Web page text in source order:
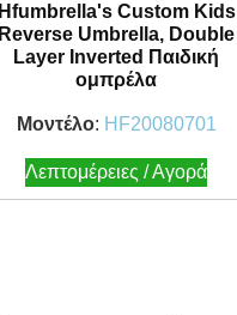
Hfumbrella's Custom Kids
Reverse Umbrella, Double
Layer Inverted Παιδική
ομπρέλα
Μοντέλο: HF20080701
Λεπτομέρειες / Αγορά